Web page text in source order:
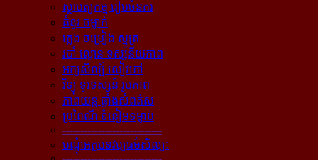
ស្ថាបត្យកម្ម រៀបចំនគរ
គំនូរ ចម្លាក់
ភ្លេង ចម្រៀង ស្មូត្រ
របាំ ល្ខោន ទស្សនីយភាព
អក្សសិល្ប៍ សៀវភៅ
វិទ្យុ ទូរទស្សន៍ រូបភាព
ភាពយន្ដ ផ្ទាំងសំពត់ស
ប្រពៃណី ទំនៀមទម្លាប់
----------------------------
បណ្ដុំអត្ថបទវប្បធម៌សិល្បៈ